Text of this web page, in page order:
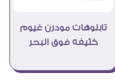
تابلوهات مودرن غيوم
كثيفه فوق البحر